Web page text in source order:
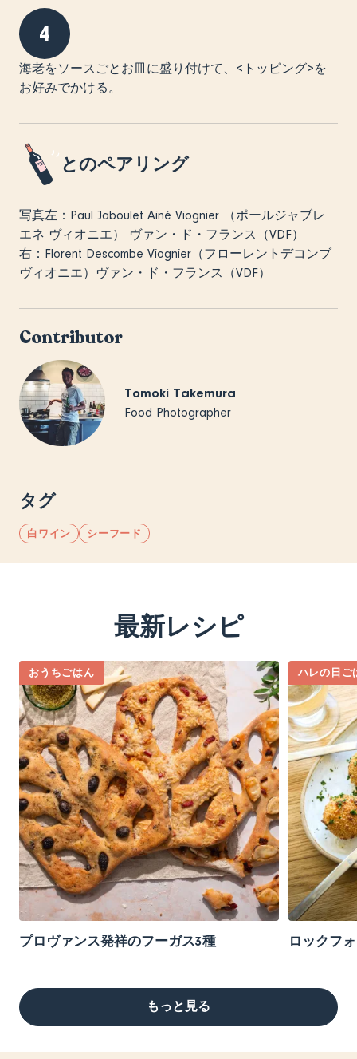
4
海老をソースごとお皿に盛り付けて、<トッピング>を
お好みでかける。
とのペアリング
写真左：Paul Jaboulet Ainé Viognier （ポールジャブレ
エネ ヴィオニエ） ヴァン・ド・フランス（VDF）
右：Florent Descombe Viognier（フローレントデコンブ
ヴィオニエ）ヴァン・ド・フランス（VDF）
Contributor
Tomoki Takemura
Food Photographer
タグ
白ワイン シーフード
最新レシピ
おうちごはん
プロヴァンス発祥のフーガス3種
ハレの日ご
ロックフ
もっと見る